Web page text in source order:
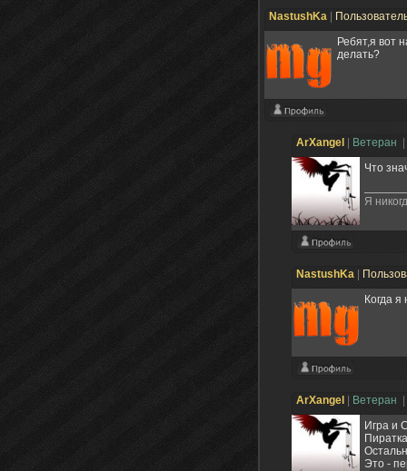
NastushKa
Ребят,я вот
делать?
ArXangel Ветеран
Что
Я
NastushKa
Когда
ArXangel Ветеран
Игра и
Это -